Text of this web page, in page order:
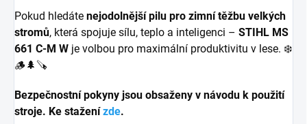
Pokud hledáte nejodolnější pilu pro zimní těžbu velkých
stromů, která spojuje sílu, teplo a inteligenci – STIHL MS
661 C-M W je volbou pro maximální produktivitu v lese. ❄️
🪵🌲🪚
Bezpečnostní pokyny jsou obsaženy v návodu k použití
stroje. Ke staženízde.